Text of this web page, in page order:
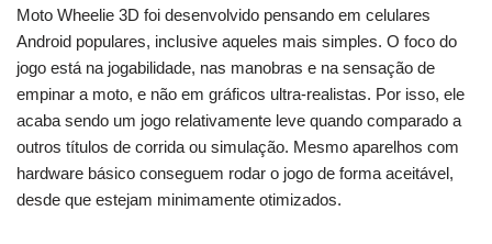
Moto Wheelie 3D foi desenvolvido pensando em celulares
Android populares, inclusive aqueles mais simples. O foco do
jogo está na jogabilidade, nas manobras e na sensação de
empinar a moto, e não em gráficos ultra-realistas. Por isso, ele
acaba sendo um jogo relativamente leve quando comparado a
outros títulos de corrida ou simulação. Mesmo aparelhos com
hardware básico conseguem rodar o jogo de forma aceitável,
desde que estejam minimamente otimizados.